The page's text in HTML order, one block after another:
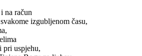
na račun
izgubljenom času,
pri uspjehu,